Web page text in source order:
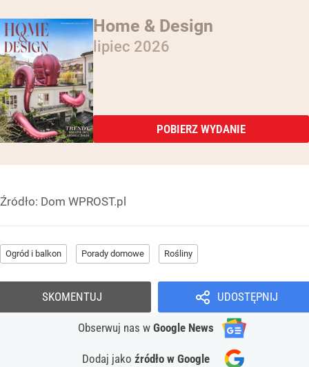
Home & Design
lipiec 2026
POBIERZ WYDANIE
Źródło: Dom WPROST.pl
Ogród i balkon Porady domowe Rośliny
UDOSTĘPNIJ
Obserwuj nas w Google News
Dodaj jako źródło w Google
SKOMENTUJ